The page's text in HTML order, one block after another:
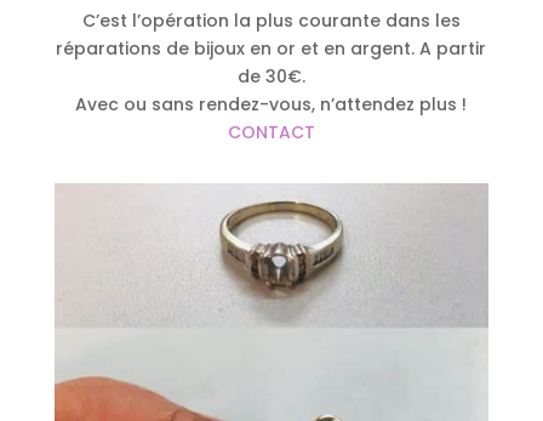
C’est l’opération la plus courante dans les
réparations de bijoux en or et en argent. A partir
de 30€.
Avec ou sans rendez-vous, n’attendez plus !
CONTACT